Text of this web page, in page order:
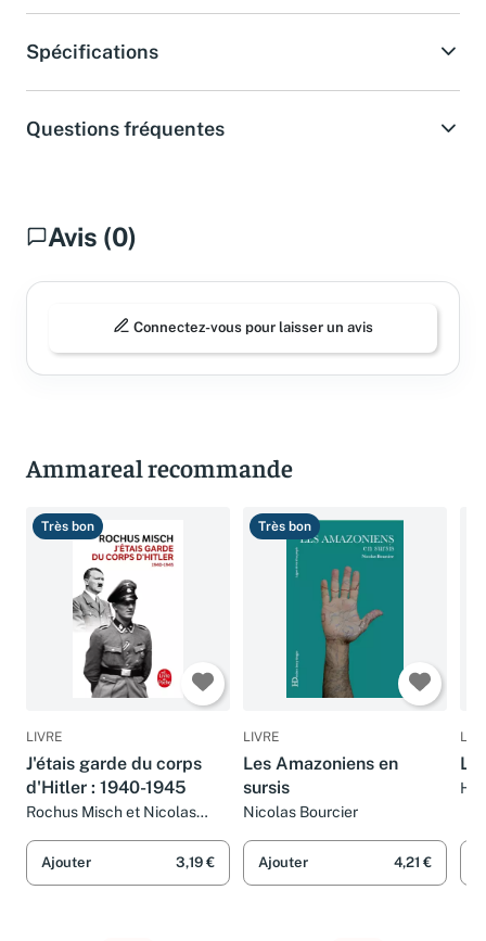
Spécifications
Questions fréquentes
Avis (0)
Connectez-vous pour laisser un avis
Ammareal recommande
Très bon
LIVRE
J'étais garde du corps
d'Hitler : 1940-1945
Rochus Misch et Nicolas
Ajouter 3,19 €
Très bon
LIVRE
Les Amazoniens en
sursis
Nicolas Bourcier
Ajouter 4,21 €
Le